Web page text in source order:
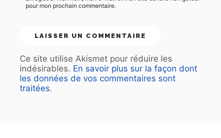
pour mon prochain commentaire.
Ce site utilise Akismet pour réduire les
indésirables. En savoir plus sur la façon dont
les données de vos commentaires sont
traitées.